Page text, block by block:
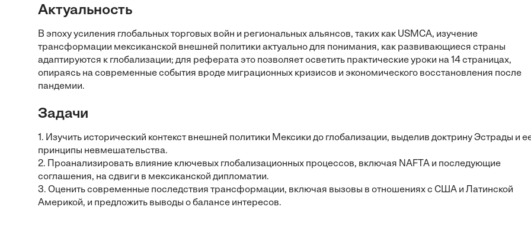
Актуальность
В эпоху усиления глобальных торговых войн и региональных альянсов, таких как USMCA, изучение
трансформации мексиканской внешней политики актуально для понимания, как развивающиеся страны
адаптируются к глобализации; для реферата это позволяет осветить практические уроки на 14 страницах,
опираясь на современные события вроде миграционных кризисов и экономического восстановления после
пандемии.
Задачи
1. Изучить исторический контекст внешней политики Мексики до глобализации, выделив доктрину Эстрады и
принципы невмешательства.
2. Проанализировать влияние ключевых глобализационных процессов, включая NAFTA и последующие
соглашения, на сдвиги в мексиканской дипломатии.
3. Оценить современные последствия трансформации, включая вызовы в отношениях с США и Латинской
Америкой, и предложить выводы о балансе интересов.